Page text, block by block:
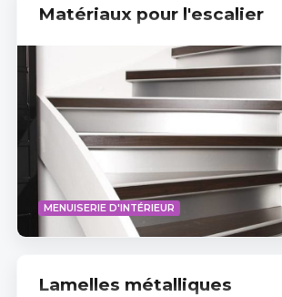
Matériaux pour l'escalier
MENUISERIE D'INTÉRIEUR
Lamelles métalliques